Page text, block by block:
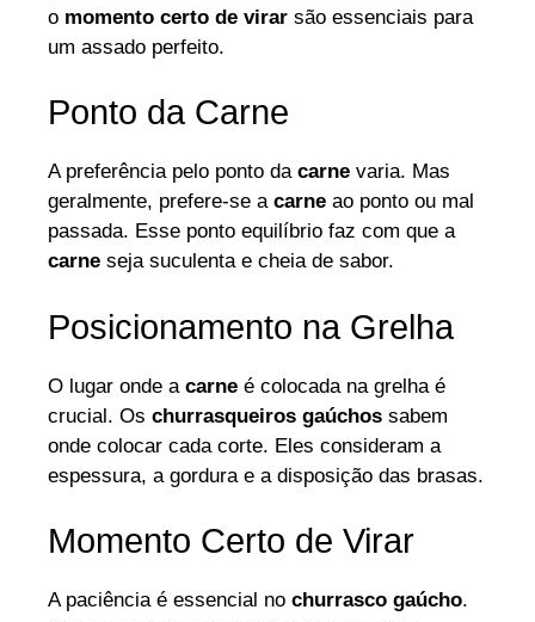
o momento certo de virar são essenciais para
um assado perfeito.
Ponto da Carne
A preferência pelo ponto da carne varia. Mas
geralmente, prefere-se acarne ao ponto ou mal
passada. Esse ponto equilíbrio faz com que a
carne seja suculenta e cheia de sabor.
Posicionamento na Grelha
O lugar onde a carne é colocada na grelha é
crucial. Os churrasqueiros gaúchos sabem
onde colocar cada corte. Eles consideram a
espessura, a gordura e a disposição das brasas.
Momento Certo de Virar
A paciência é essencial no churrasco gaúcho.